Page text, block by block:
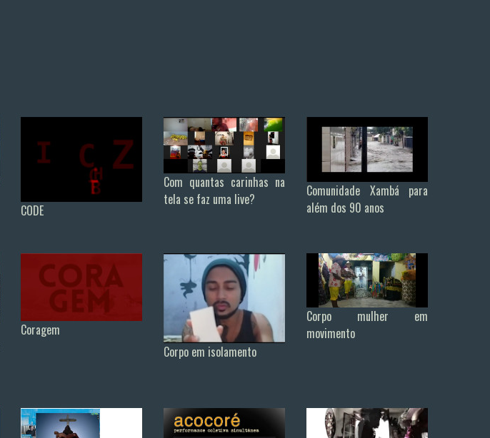
CODE
Com quantas carinhas na
tela se faz uma live?
Comunidade Xambá para
além dos 90 anos
Coragem
Corpo em isolamento
Corpo mulher em
movimento